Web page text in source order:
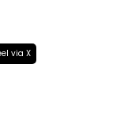
via X